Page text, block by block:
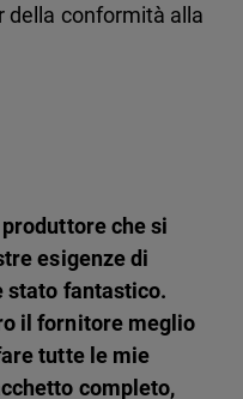
della conformità alla
che si
esigenze di
stato fantastico.
il fornitore meglio
tutte le mie
completo,